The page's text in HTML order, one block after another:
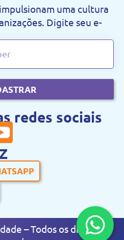
uma cultura
Digite seu e-
redes sociais
– Todos os direitos